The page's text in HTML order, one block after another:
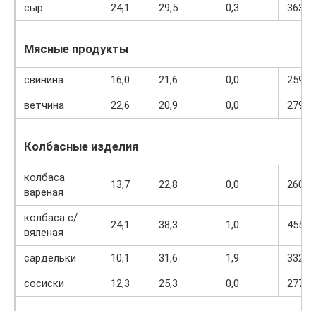
сыр 24,1 29,5 0,3 363
Мясные продукты
свинина 16,0 21,6 0,0
259
ветчина
22,6 20,9 0,0 279
Колбасные изделия
колбаса
вареная
13,7 22,8 0,0 260
колбаса с/
вяленая
24,1 38,3 1,0 455
сардельки 10,1 31,6 1,9
332
сосиски
12,3 25,3 0,0 277